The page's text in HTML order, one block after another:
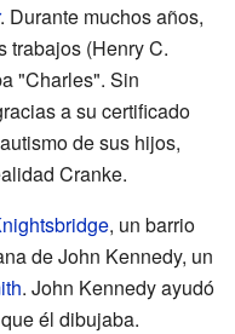
. Durante muchos años,
trabajos (Henry C.
"Charles". Sin
a su certificado
de sus hijos,
Cranke.
, un barrio
de John Kennedy, un
. John Kennedy ayudó
él dibujaba.